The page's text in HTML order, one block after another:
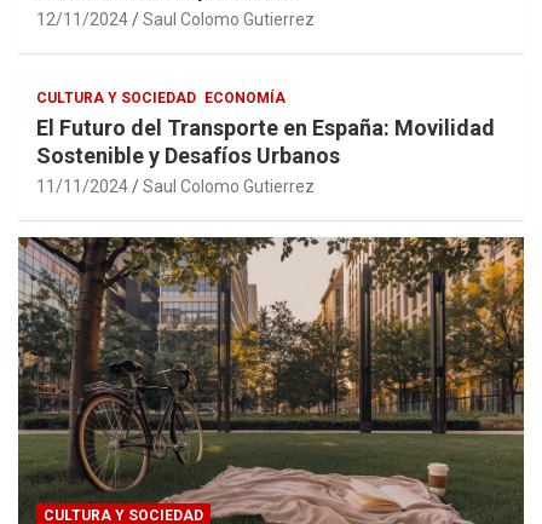
12/11/2024 Saul Colomo Gutierrez
CULTURA Y SOCIEDAD ECONOMÍA
El Futuro del Transporte en España: Movilidad
Sostenible y Desafíos Urbanos
11/11/2024 Saul Colomo Gutierrez
CULTURA Y SOCIEDAD